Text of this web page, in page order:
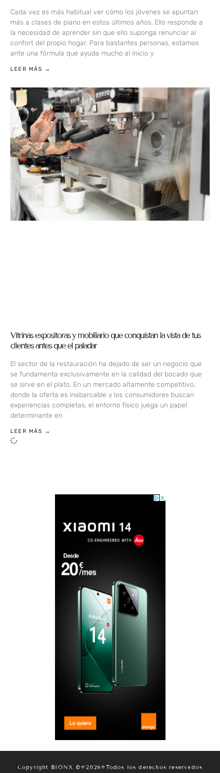
Cada vez es más habitual ver cómo los jóvenes se apuntan
más a clases de piano en estos últimos años. Ello responde a
la necesidad de aprender sin que ello suponga renunciar al
confort del propio hogar. Para bastantes personas, estamos
ante una fórmula que ayuda mucho al inicio y
LEER MÁS →
Vitrinas expositoras y mobiliario que conquistan la vista de tus
clientes antes que el paladar
El sector de la restauración ha dejado de ser un negocio que
se fundamenta exclusivamente en la calidad del bocado que
se sirve en el plato. En un mercado altamente competitivo,
donde la oferta es inabarcable y los consumidores buscan
experiencias completas, el entorno físico juega un papel
determinante en
LEER MÁS →
Copyright BIONX ©+2026+Todos los derechos reservados